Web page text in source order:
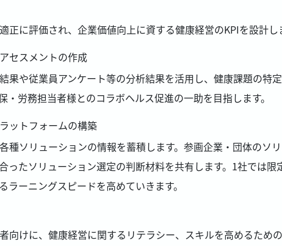
正に評価され、企業価値向上に資する健康経営のKPIを設計し
セスメントの作成
果や従業員アンケート等の分析結果を活用し、健康課題の特
・労務担当者様とのコラボヘルス促進の一助を目指します。
ットフォームの構築
種ソリューションの情報を蓄積します。参画企業・団体のソ
ったソリューション選定の判断材料を共有します。1社では
ラーニングスピードを高めていきます。
向けに、健康経営に関するリテラシー、スキルを高めるため